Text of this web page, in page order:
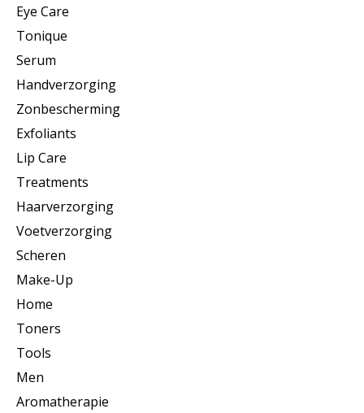
Eye Care
Tonique
Serum
Handverzorging
Zonbescherming
Exfoliants
Lip Care
Treatments
Haarverzorging
Voetverzorging
Scheren
Make-Up
Home
Toners
Tools
Men
Aromatherapie